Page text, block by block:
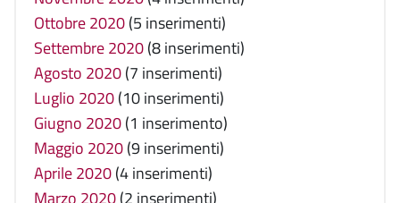
Ottobre 2020(5 inserimenti)
Settembre 2020(8 inserimenti)
Agosto 2020(7 inserimenti)
Luglio 2020(10 inserimenti)
Giugno 2020(1 inserimento)
Maggio 2020(9 inserimenti)
Aprile 2020(4 inserimenti)
Marzo 2020(2 inserimenti)